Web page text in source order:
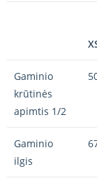
Gaminio
krūtinės
apimtis 1/2
Gaminio
ilgis